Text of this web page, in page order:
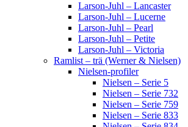
Larson-Juhl – Lancaster
Larson-Juhl – Lucerne
Larson-Juhl – Pearl
Larson-Juhl – Petite
Larson-Juhl – Victoria
Ramlist – trä (Werner & Nielsen)
Nielsen-profiler
Nielsen – Serie 5
Nielsen – Serie 732
Nielsen – Serie 759
Nielsen – Serie 833